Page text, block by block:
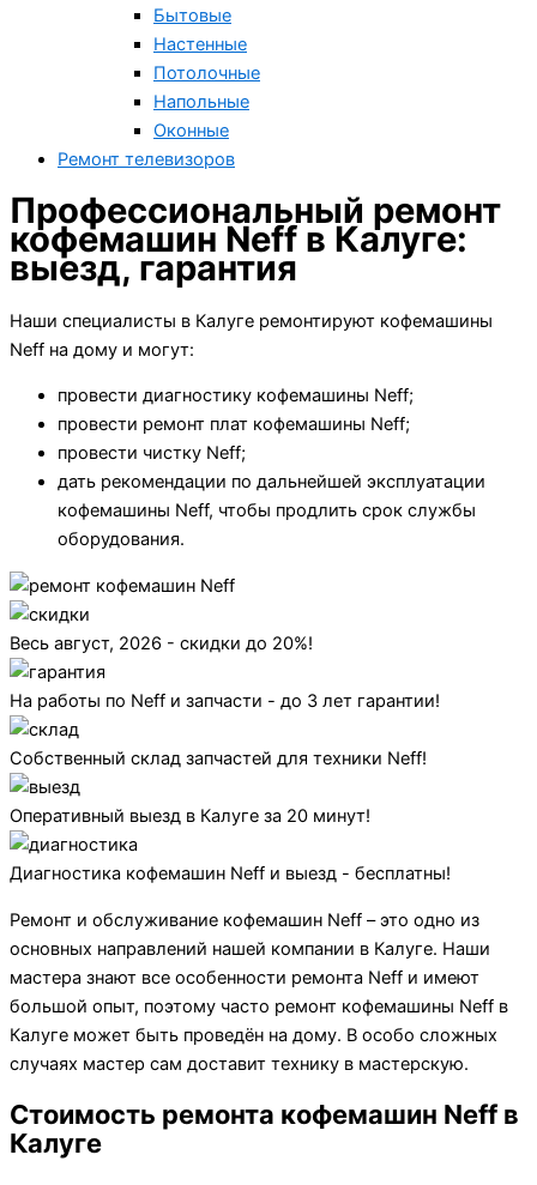
Бытовые
Настенные
Потолочные
Напольные
Оконные
Ремонт телевизоров
Профессиональный ремонт
кофемашин Neff в Калуге:
выезд, гарантия
Наши специалисты в Калуге ремонтируют кофемашины
Neff на дому и могут:
провести диагностику кофемашины Neff;
провести ремонт плат кофемашины Neff;
провести чистку Neff;
дать рекомендации по дальнейшей эксплуатации
кофемашины Neff, чтобы продлить срок службы
оборудования.
Весь август, 2026 - скидки до 20%!
На работы по Neff и запчасти - до 3 лет гарантии!
Собственный склад запчастей для техники Neff!
Оперативный выезд в Калуге за 20 минут!
Диагностика кофемашин Neff и выезд - бесплатны!
Ремонт и обслуживание кофемашин Neff – это одно из
основных направлений нашей компании в Калуге. Наши
мастера знают все особенности ремонта Neff и имеют
большой опыт, поэтому часто ремонт кофемашины Neff в
Калуге может быть проведён на дому. В особо сложных
случаях мастер сам доставит технику в мастерскую.
Стоимость ремонта кофемашин Neff в
Калуге